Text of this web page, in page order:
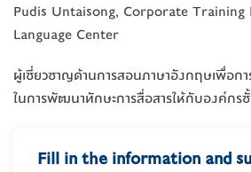
Pudis Untaisong, Corporate Training
Language Center
ผู้เชี่ยวชาญด้านการสอนภาษาอังกฤษเพื่อก
ในการพัฒนาทักษะการสื่อสารให้กับองค์กร
Fill in the information and